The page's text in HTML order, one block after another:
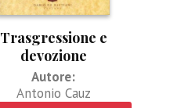
Trasgressione e
devozione
Autore:
Antonio Cauz